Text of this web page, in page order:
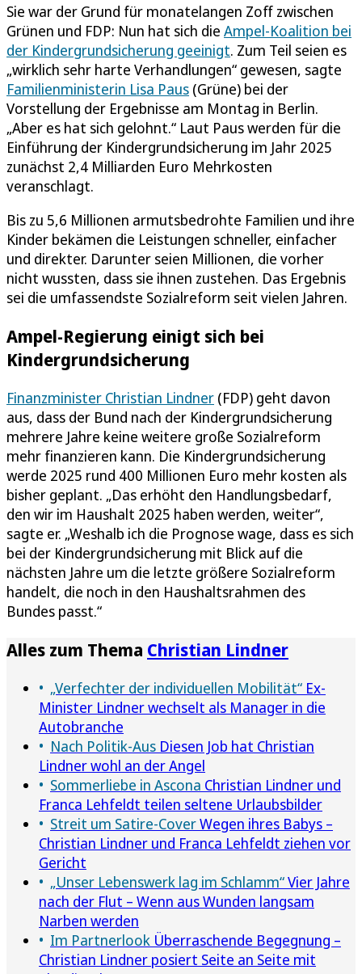
Sie war der Grund für monatelangen Zoff zwischen
Grünen und FDP: Nun hat sich die Ampel-Koalition bei
der Kindergrundsicherung geeinigt. Zum Teil seien es
„wirklich sehr harte Verhandlungen“ gewesen, sagte
Familienministerin Lisa Paus (Grüne) bei der
Vorstellung der Ergebnisse am Montag in Berlin.
„Aber es hat sich gelohnt.“ Laut Paus werden für die
Einführung der Kindergrundsicherung im Jahr 2025
zunächst 2,4 Milliarden Euro Mehrkosten
veranschlagt.
Bis zu 5,6 Millionen armutsbedrohte Familien und ihre
Kinder bekämen die Leistungen schneller, einfacher
und direkter. Darunter seien Millionen, die vorher
nicht wussten, dass sie ihnen zustehen. Das Ergebnis
sei die umfassendste Sozialreform seit vielen Jahren.
Ampel-Regierung einigt sich bei
Kindergrundsicherung
Finanzminister Christian Lindner (FDP) geht davon
aus, dass der Bund nach der Kindergrundsicherung
mehrere Jahre keine weitere große Sozialreform
mehr finanzieren kann. Die Kindergrundsicherung
werde 2025 rund 400 Millionen Euro mehr kosten als
bisher geplant. „Das erhöht den Handlungsbedarf,
den wir im Haushalt 2025 haben werden, weiter“,
sagte er. „Weshalb ich die Prognose wage, dass es sich
bei der Kindergrundsicherung mit Blick auf die
nächsten Jahre um die letzte größere Sozialreform
handelt, die noch in den Haushaltsrahmen des
Bundes passt.“
Alles zum Thema Christian Lindner
„Verfechter der individuellen Mobilität“ Ex-
Minister Lindner wechselt als Manager in die
Autobranche
Nach Politik-Aus Diesen Job hat Christian
Lindner wohl an der Angel
Sommerliebe in Ascona Christian Lindner und
Franca Lehfeldt teilen seltene Urlaubsbilder
Streit um Satire-CoverWegen ihres Babys –
Christian Lindner und Franca Lehfeldt ziehen vor
Gericht
„Unser Lebenswerk lag im Schlamm“Vier Jahre
nach der Flut – Wenn aus Wunden langsam
Narben werden
Im Partnerlook Überraschende Begegnung –
Christian Lindner posiert Seite an Seite mit